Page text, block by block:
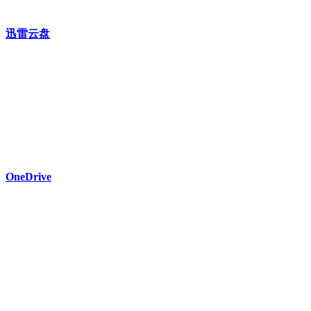
迅雷云盘
OneDrive